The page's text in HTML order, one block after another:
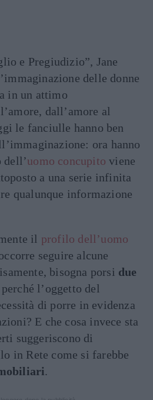
e Pregiudizio”, Jane
delle donne
in un attimo
dall’amore al
le fanciulle hanno ben
ora hanno
uomo concupito viene
a una serie infinita
qualunque informazione
il profilo dell’uomo
seguire alcune
bisogna porsi due
l’oggetto del
di porre in evidenza
E che cosa invece sta
suggeriscono di
in Rete come si farebbe
.